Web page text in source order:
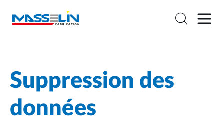
Suppression des
données